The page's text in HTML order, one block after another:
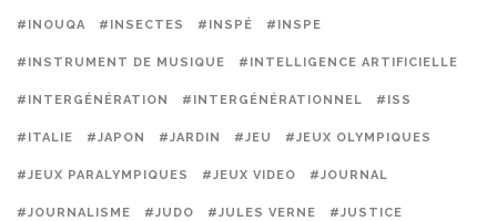
#INOUQA #INSECTES #INSPÉ #INSPE
#INSTRUMENT DE MUSIQUE #INTELLIGENCE ARTIFICIELLE
#INTERGÉNÉRATION #INTERGÉNÉRATIONNEL #ISS
#ITALIE #JAPON #JARDIN #JEU #JEUX OLYMPIQUES
#JEUX PARALYMPIQUES #JEUX VIDEO #JOURNAL
#JOURNALISME #JUDO #JULES VERNE #JUSTICE